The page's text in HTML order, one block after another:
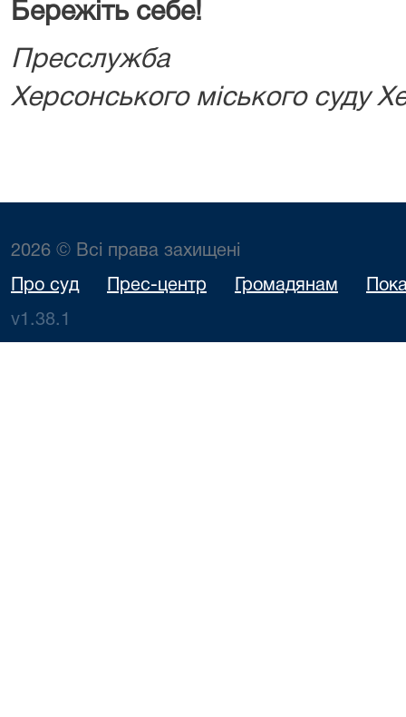
Бережіть себе!
Пресслужба
Херсонського міського суду
2026 © Всі права захищені
Про суд Прес-центр Громадянам
v1.38.1